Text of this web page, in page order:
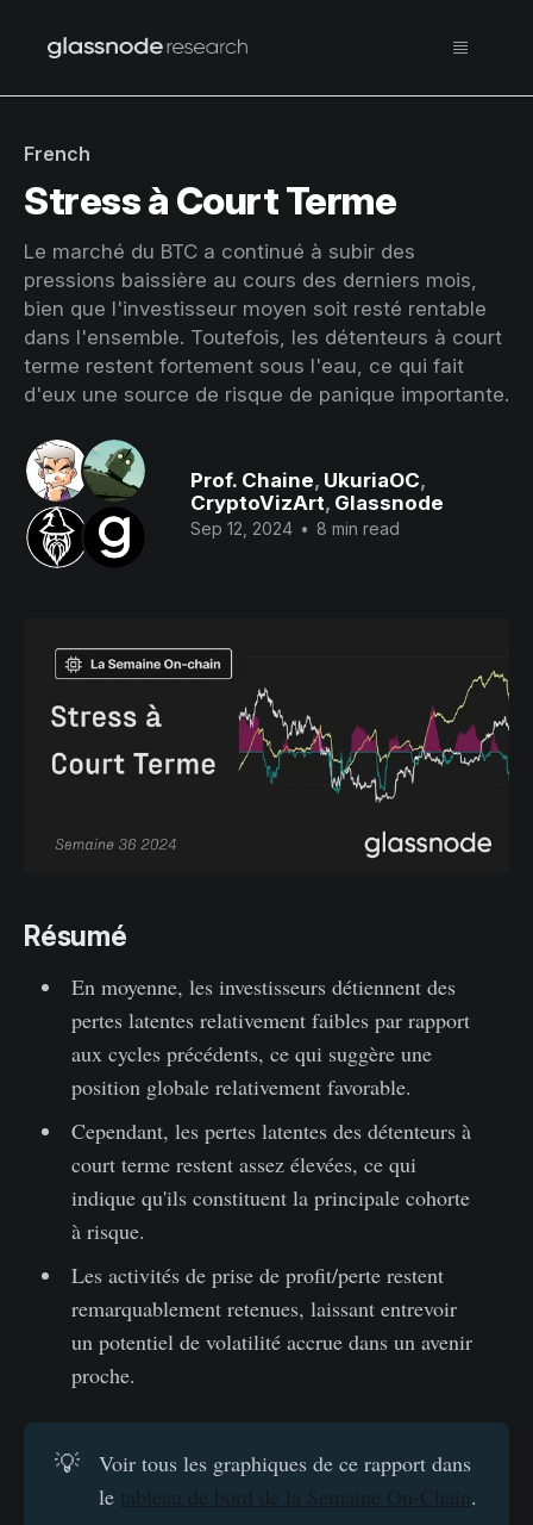
French
Stress à Court Terme
Le marché du BTC a continué à subir des
pressions baissière au cours des derniers mois,
bien que l'investisseur moyen soit resté rentable
dans l'ensemble. Toutefois, les détenteurs à court
terme restent fortement sous l'eau, ce qui fait
d'eux une source de risque de panique importante.
Prof. Chaine, UkuriaOC,
CryptoVizArt, Glassnode
Sep 12, 2024 • 8 min read
Résumé
En moyenne, les investisseurs détiennent des
pertes latentes relativement faibles par rapport
aux cycles précédents, ce qui suggère une
position globale relativement favorable.
Cependant, les pertes latentes des détenteurs à
court terme restent assez élevées, ce qui
indique qu'ils constituent la principale cohorte
à risque.
Les activités de prise de profit/perte restent
remarquablement retenues, laissant entrevoir
un potentiel de volatilité accrue dans un avenir
proche.
💡
Voir tous les graphiques de ce rapport dans
le tableau de bord de la Semaine On-Chain.